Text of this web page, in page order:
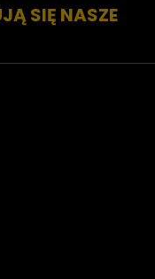
SIĘ NASZE